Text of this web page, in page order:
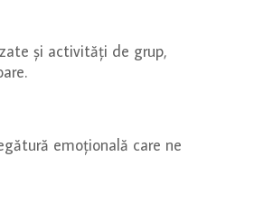
și activități de grup,
emoțională care ne